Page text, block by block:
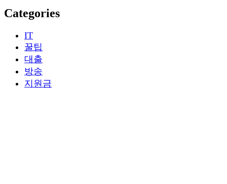
Categories
IT
꿀팁
대출
방송
지원금